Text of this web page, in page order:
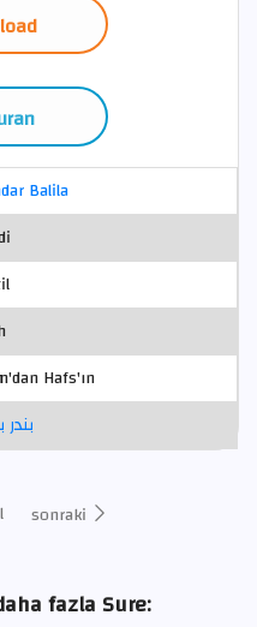
Balila
Hafs'ın
بندر
sonraki
fazla Sure: